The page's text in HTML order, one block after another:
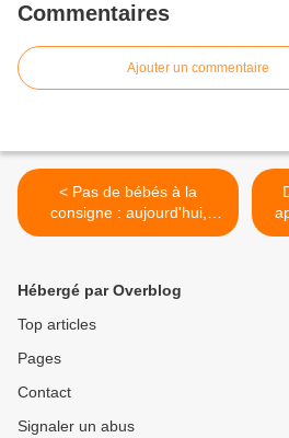
Commentaires
Ajouter un commentaire
< Pas de bébés à la
consigne : aujourd'hui,
pénurie de
de bébés épanouis et
réjouis ! Toutes et tous en
Hébergé par Overblog
Top articles
Pages
Contact
Signaler un abus